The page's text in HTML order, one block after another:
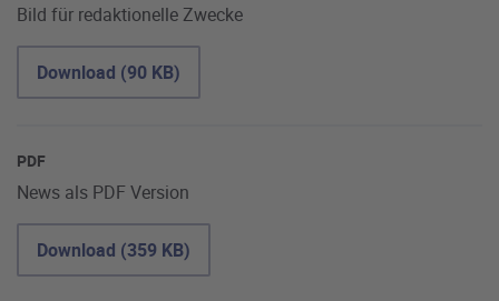
Bild für redaktionelle Zwecke
Download (90 KB)
PDF
News als PDF Version
Download (359 KB)